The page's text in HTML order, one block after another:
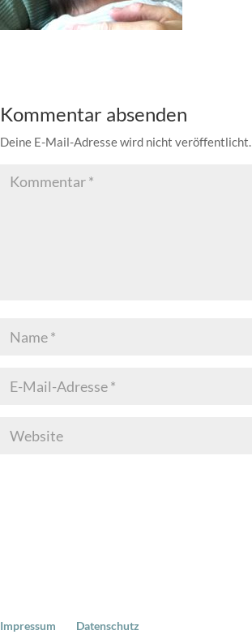
Kommentar absenden
Deine E-Mail-Adresse wird nicht veröffentlicht.
Impressum Datenschutz